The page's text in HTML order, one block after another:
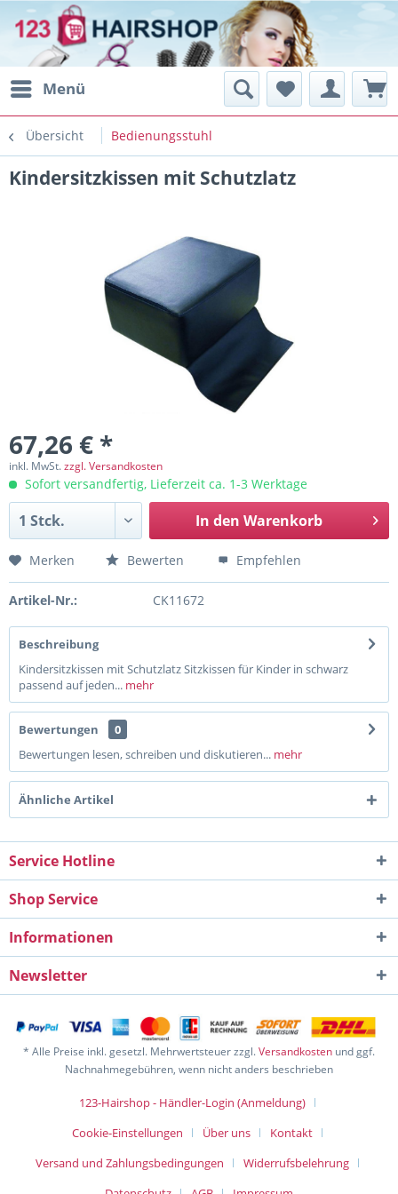
Menü
Übersicht Bedienungsstuhl
Kindersitzkissen mit Schutzlatz
67,26 € *
inkl. MwSt.zzgl. Versandkosten
Sofort versandfertig, Lieferzeit ca. 1-3 Werktage
In den Warenkorb
Merken Bewerten Empfehlen
Artikel-Nr.: CK11672
Beschreibung
Kindersitzkissen mit Schutzlatz Sitzkissen für Kinder in schwarz
passend auf jeden... mehr
Bewertungen
0
Bewertungen lesen, schreiben und diskutieren... mehr
Ähnliche Artikel
Service Hotline
Shop Service
Informationen
Newsletter
* Alle Preise inkl. gesetzl. Mehrwertsteuer zzgl.Versandkosten und ggf.
Nachnahmegebühren, wenn nicht anders beschrieben
123-Hairshop - Händler-Login (Anmeldung)
Cookie-Einstellungen
Über uns
Kontakt
Versand und Zahlungsbedingungen
Widerrufsbelehrung